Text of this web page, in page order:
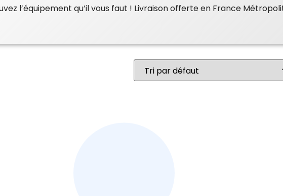
l’équipement qu’il vous faut ! Livraison offerte en France